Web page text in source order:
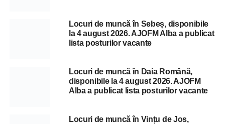
Locuri de muncă în Sebeș, disponibile
la 4 august 2026. AJOFM Alba a publicat
lista posturilor vacante
Locuri de muncă în Daia Română,
disponibile la 4 august 2026. AJOFM
Alba a publicat lista posturilor vacante
Locuri de muncă în Vințu de Jos,